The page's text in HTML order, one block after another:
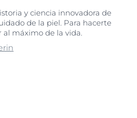
y ciencia innovadora de
de la piel. Para hacerte
máximo de la vida.